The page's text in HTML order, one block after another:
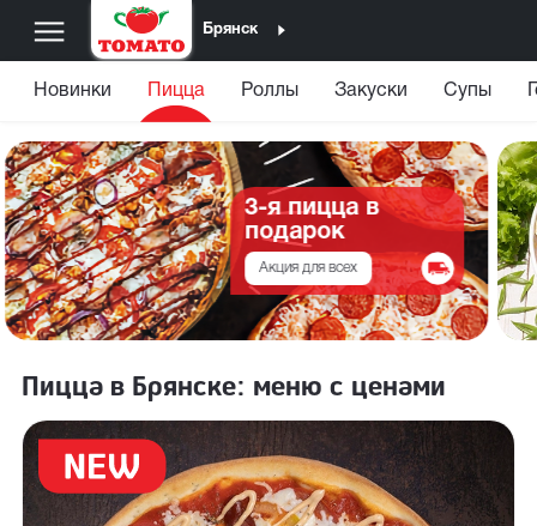
Брянск
Новинки Пицца Роллы Закуски Супы
3-я пицца в
подарок
Акция для всех
Пицца в Брянске: меню с ценами